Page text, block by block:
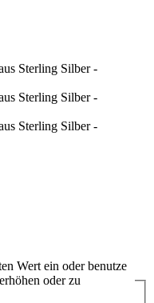
Wert ein oder benutze
oder zu